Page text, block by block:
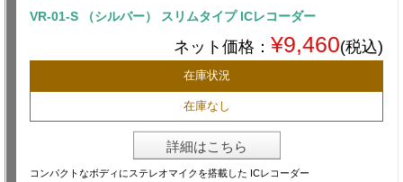
VR-01-S （シルバー） スリムタイプ ICレコーダー
ネット価格： ¥9,460(税込)
在庫状況
在庫なし
詳細はこちら
コンパクトなボディにステレオマイクを搭載した ICレコーダー